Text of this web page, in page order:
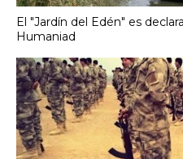
El "Jardín del Edén" es
Humaniad